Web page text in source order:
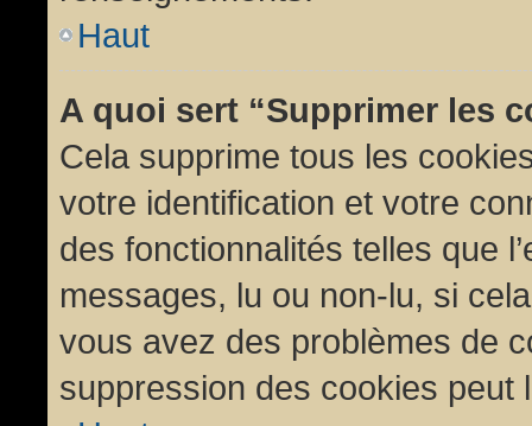
Haut
A quoi sert “Supprimer les
Cela supprime tous les
votre identification et votre
des fonctionnalités telles que
messages, lu ou non-lu, si
vous avez des problèmes de
suppression des cookies peut